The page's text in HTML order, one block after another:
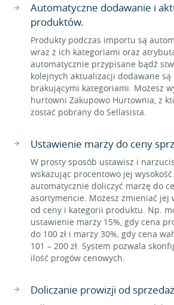
Automatyczne dodawanie i
produktów.
Produkty podczas importu są
wraz z ich kategoriami oraz
automatycznie przypisane bądź
kolejnych aktualizacji dodawane
brakującymi kategoriami. Możesz
hurtowni Zakupowo Hurtownia, z
zostać pobrany do Sellasista.
Ustawienie marży do ceny
W prosty sposób ustawisz i
wskazując procentowo jej
automatycznie doliczyć marżę do
asortymencie. Możesz zmieniać jej
od ceny i kategorii produktu. Np.
ustawienie marży 15%, gdy cena
do 100 zł i marży 30%, gdy cena
101 – 200 zł. System pozwala
ilość progów cenowych.
Doliczanie prowizji od